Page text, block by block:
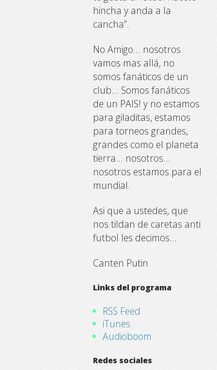
hincha y anda a la
cancha”.
No Amigo… nosotros
vamos mas allá, no
somos fanáticos de un
club… Somos fanáticos
de un PAIS! y no estamos
para giladitas, estamos
para torneos grandes,
grandes como el planeta
tierra… nosotros…
nosotros estamos para el
mundial.
Asi que a ustedes, que
nos tildan de caretas anti
futbol les decimos…
Canten Putin
Links del programa
RSS Feed
iTunes
Audioboom
Redes sociales